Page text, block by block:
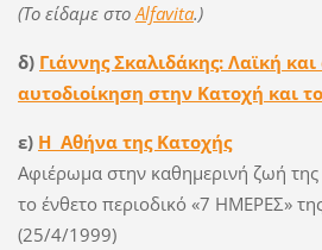
(Το είδαμε στοAlfavita.)
δ) Γιάννης Σκαλιδάκης: Λαϊκή και
αυτοδιοίκηση στην Κατοχή και
ε) Η Αθήνα της Κατοχής
Αφιέρωμα στην καθημερινή ζωή
το ένθετο περιοδικό «7 ΗΜΕΡΕΣ»
(25/4/1999)